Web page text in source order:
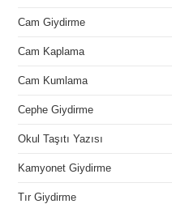
Cam Giydirme
Cam Kaplama
Cam Kumlama
Cephe Giydirme
Okul Taşıtı Yazısı
Kamyonet Giydirme
Tır Giydirme